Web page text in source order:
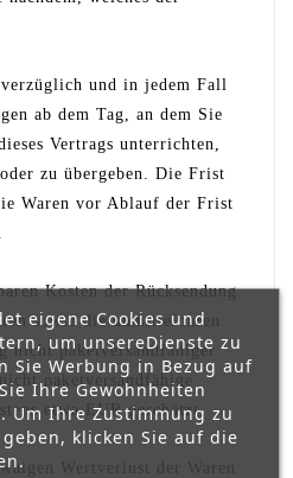
und in jedem Fall
ab dem Tag, an dem Sie
Vertrags unterrichten,
zu übergeben. Die Frist
Waren vor Ablauf der Frist
Kosten der Rücksendung
sowie die unmittelbaren
nicht paketversandfähiger
paketversandfähige
etwa EUR geschätzt.
Wertverlust der Waren
eigene Cookies und
um unsereDienste zu
Sie Werbung in Bezug auf
Ihre Gewohnheiten
Um Ihre Zustimmung zu
klicken Sie auf die